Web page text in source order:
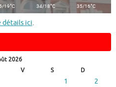
19°C 34/18°C 35/16°C
détails ici.
2026
V S D
1
2